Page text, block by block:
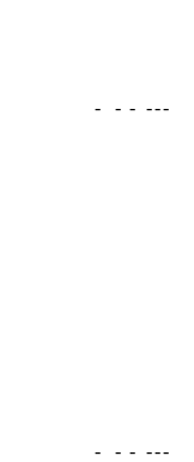
- - - ---
- - - ---